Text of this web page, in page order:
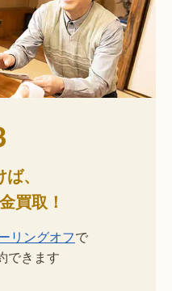
、
買取！
リングオフで
できます